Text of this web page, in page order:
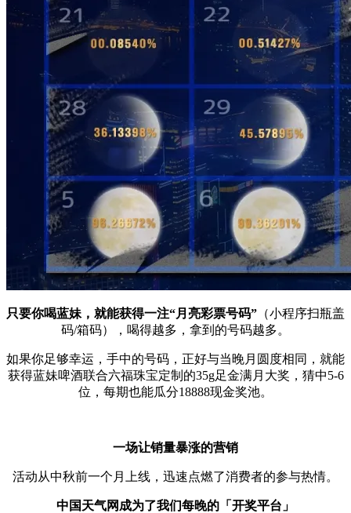
只要你喝蓝妹，就能获得一注“月亮彩票号码” （小程序扫瓶盖
码/箱码），喝得越多，拿到的号码越多。
如果你足够幸运，手中的号码，正好与当晚月圆度相同，就能
获得蓝妹啤酒联合六福珠宝定制的35g足金满月大奖，猜中5-6
位，每期也能瓜分18888现金奖池。
一场让销量暴涨的营销
活动从中秋前一个月上线，迅速点燃了消费者的参与热情。
中国天气网成为了我们每晚的「开奖平台」